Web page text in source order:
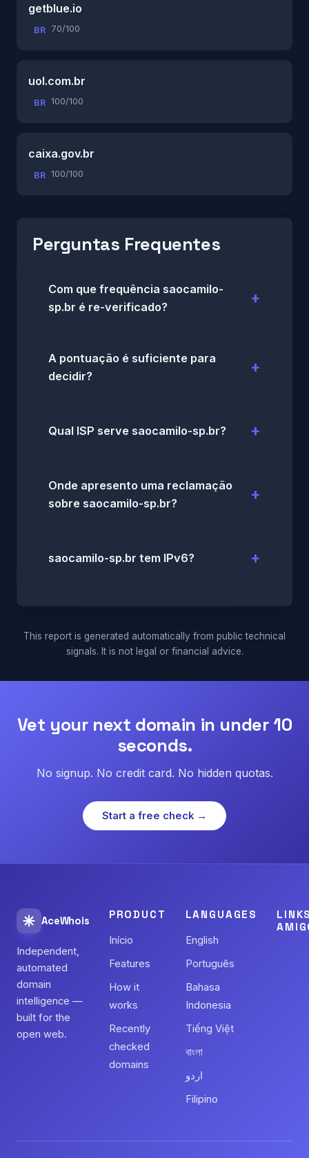
getblue.io
BR 70/100
uol.com.br
BR 100/100
caixa.gov.br
BR 100/100
Perguntas Frequentes
Com que frequência saocamilo-
sp.br é re-verificado?
A pontuação é suficiente para
decidir?
Qual ISP serve saocamilo-sp.br?
Onde apresento uma reclamação
sobre saocamilo-sp.br?
saocamilo-sp.br tem IPv6?
This report is generated automatically from public technical
signals. It is not legal or financial advice.
Vet your next domain in under 10
seconds.
No signup. No credit card. No hidden quotas.
Start a free check →
AceWhois
Independent,
automated
domain
intelligence —
built for the
open web.
PRODUCT
Início
Features
How it
works
Recently
checked
domains
LANGUAGES
English
Português
Bahasa
Indonesia
Tiếng Việt
বাংলা
اردو
Filipino